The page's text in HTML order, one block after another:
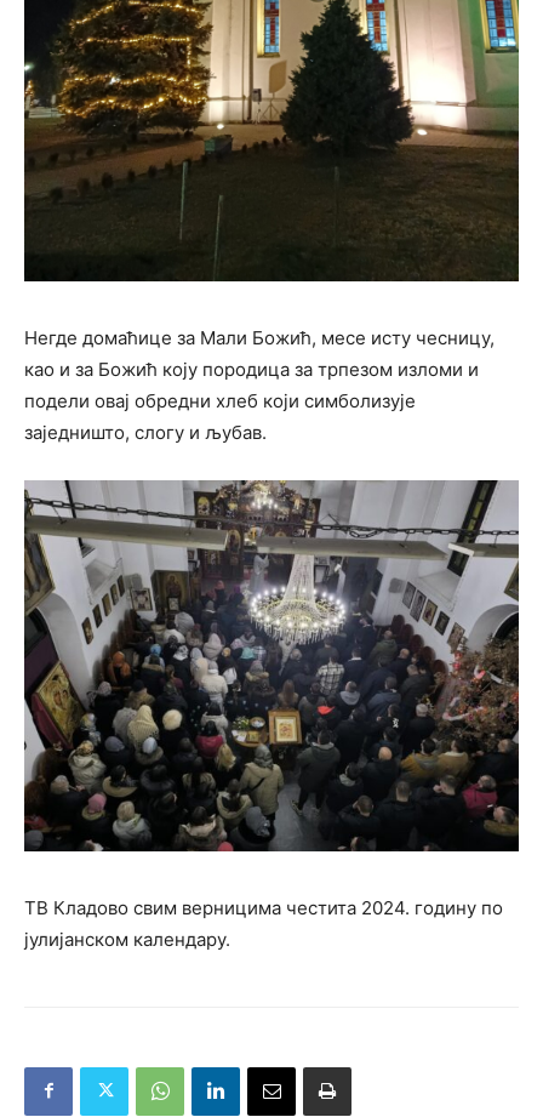
Негде домаћице за Мали Божић, месе исту чесницу,
као и за Божић коју породица за трпезом изломи и
подели овај обредни хлеб који симболизује
заједништо, слогу и љубав.
ТВ Кладово свим верницима честита 2024. годину по
јулијанском календару.